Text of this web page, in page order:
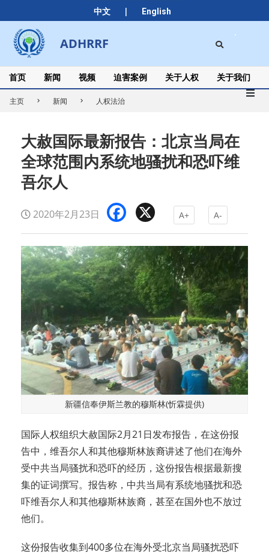
中文 | English
to
content
ADHRRF
Secondary
Navigation
Menu
首页 新闻 视频 迫害案例 关于人权 关于我们
主页 新闻 人权法治
大赦国际最新报告：北京当局在
全球范围内系统地骚扰和恐吓维
吾尔人
2020年2月23日 Facebook A+ A-
新疆信奉伊斯兰教的穆斯林(忻霖提供)
国际人权组织大赦国际2月21日发布报告，在这份报
告中，维吾尔人和其他穆斯林族裔讲述了他们在海外
受中共当局骚扰和恐吓的经历，这份报告根据最新搜
集的证词撰写。报告称，中共当局有系统地骚扰和恐
吓维吾尔人和其他穆斯林族裔，甚至在国外也不放过
他们。
这份报告收集到400多位在海外受北京当局骚扰恐吓